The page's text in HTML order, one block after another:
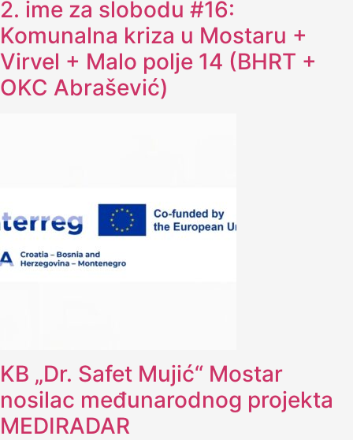
2. ime za slobodu #16:
Komunalna kriza u Mostaru +
Virvel + Malo polje 14 (BHRT +
OKC Abrašević)
KB „Dr. Safet Mujić“ Mostar
nosilac međunarodnog projekta
MEDIRADAR